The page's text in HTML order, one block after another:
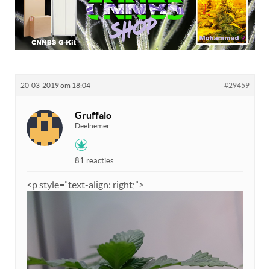
20-03-2019 om 18:04 #29459
Gruffalo
Deelnemer
81 reacties
<p style=”text-align: right;”>